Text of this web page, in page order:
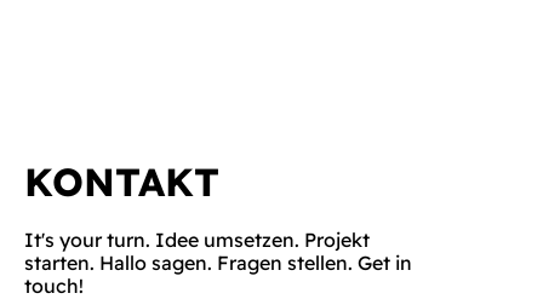
KONTAKT
It's your turn. Idee umsetzen. Projekt
starten. Hallo sagen. Fragen stellen. Get in
touch!